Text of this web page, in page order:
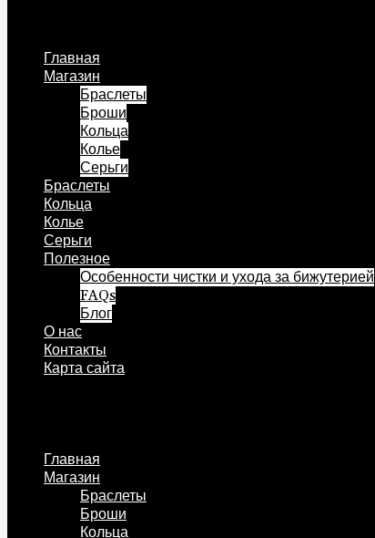
Главная
Магазин
Браслеты
Броши
Кольца
Колье
Серьги
Браслеты
Кольца
Колье
Серьги
Полезное
Особенности чистки и ухода за бижутерией
FAQs
Блог
О нас
Контакты
Карта сайта
Главная
Магазин
Браслеты
Броши
Кольца